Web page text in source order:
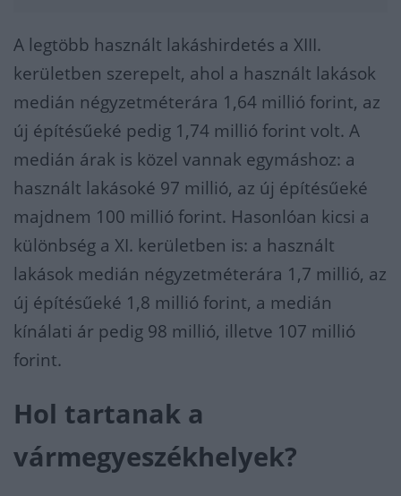
A legtöbb használt lakáshirdetés a XIII.
kerületben szerepelt, ahol a használt lakások
medián négyzetméterára 1,64 millió forint, az
új építésűeké pedig 1,74 millió forint volt. A
medián árak is közel vannak egymáshoz: a
használt lakásoké 97 millió, az új építésűeké
majdnem 100 millió forint. Hasonlóan kicsi a
különbség a XI. kerületben is: a használt
lakások medián négyzetméterára 1,7 millió, az
új építésűeké 1,8 millió forint, a medián
kínálati ár pedig 98 millió, illetve 107 millió
forint.
Hol tartanak a
vármegyeszékhelyek?